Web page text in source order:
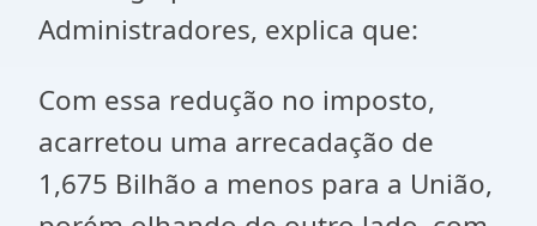
Administradores, explica que:
Com essa redução no imposto,
acarretou uma arrecadação de
1,675 Bilhão a menos para a União,